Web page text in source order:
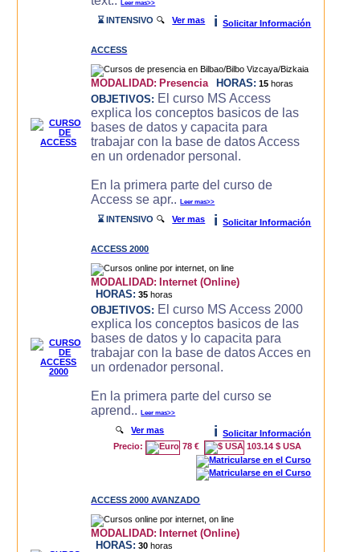
Leer mas>>
⌛ INTENSIVO 🔍Ver mas i Solicitar Información
ACCESS
MODALIDAD: Presencia HORAS: 15 horas
OBJETIVOS: El curso MS Access
explica los conceptos basicos de las
bases de datos y capacita para
trabajar con la base de datos Access
en un ordenador personal.
En la primera parte del curso de
Access se apr..Leer mas>>
⌛ INTENSIVO 🔍Ver mas i Solicitar Información
ACCESS 2000
MODALIDAD: Internet (Online)
HORAS: 35 horas
OBJETIVOS: El curso MS Access 2000
explica los conceptos basicos de las
bases de datos y lo capacita para
trabajar con la base de datos Acces en
un ordenador personal.
En la primera parte del curso se
aprend..Leer mas>>
🔍Ver mas i
Solicitar Información
Precio:
78 € 103.14 $ USA
ACCESS 2000 AVANZADO
MODALIDAD: Internet (Online)
HORAS: 30 horas